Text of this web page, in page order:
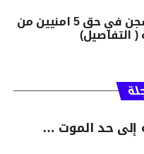
ابطاقة ايداع بالسجن في حق 5 امنيين من
التفاصيل)
إلى حد الموت …